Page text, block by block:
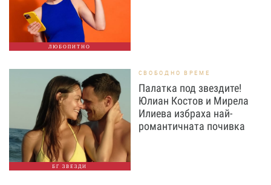
ЛЮБОПИТНО
БГ ЗВЕЗДИ
СВОБОДНО ВРЕМЕ
Палатка под звездите!
Юлиан Костов и Мирела
Илиева избраха най-
романтичната почивка